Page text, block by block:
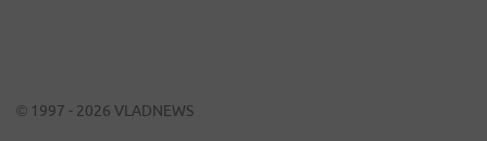
© 1997 - 2026 VLADNEWS